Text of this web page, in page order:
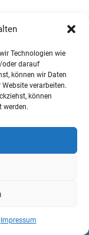
Technologien wie
oder darauf
können wir Daten
verarbeiten.
können
werden.
Impressum